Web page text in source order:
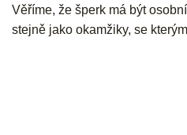
Věříme, že šperk má být
stejně jako okamžiky, se